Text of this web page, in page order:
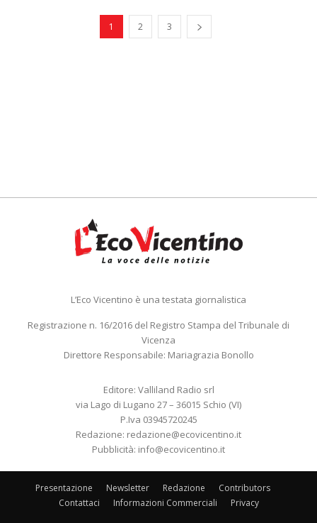
1 2 3
L’Eco Vicentino è una testata giornalistica
Registrazione n. 16/2016 del Registro Stampa del Tribunale di
Vicenza
Direttore Responsabile: Mariagrazia Bonollo
Editore: Valliland Radio srl
via Lago di Lugano 27 – 36015 Schio (VI)
P.Iva 03945720245
Redazione: redazione@ecovicentino.it
Pubblicità: info@ecovicentino.it
Presentazione Newsletter Redazione
Contributors
Contattaci
Informazioni Commerciali Privacy